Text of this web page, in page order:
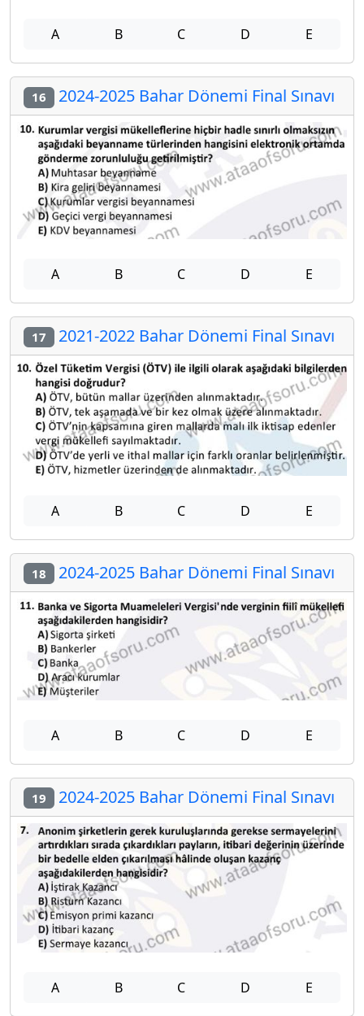
A B C D E
16 2024-2025 Bahar Dönemi Final Sınavı
A B C D E
17 2021-2022 Bahar Dönemi Final Sınavı
A B C D E
18 2024-2025 Bahar Dönemi Final Sınavı
A B C D E
19 2024-2025 Bahar Dönemi Final Sınavı
A B C D E